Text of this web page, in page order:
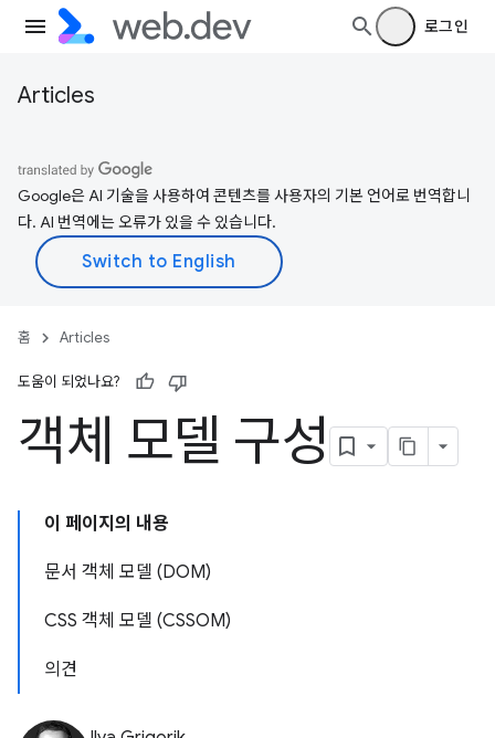
로그인
Articles
Google은 AI 기술을 사용하여 콘텐츠를 사용자의 기본 언어로 번역합니
다. AI 번역에는 오류가 있을 수 있습니다.
홈 Articles
도움이 되었나요?
객체 모델 구성
이 페이지의 내용
문서 객체 모델 (DOM)
CSS 객체 모델 (CSSOM)
의견